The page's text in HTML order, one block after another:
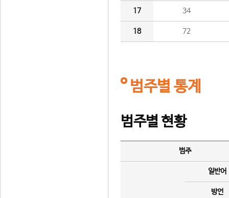
17 34
18 72
범주별 통계
범주별 현황
범주
일반어
방언